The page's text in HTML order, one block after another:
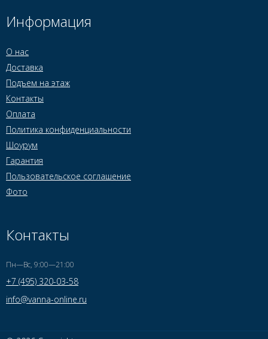
Информация
О нас
Доставка
Подъем на этаж
Контакты
Оплата
Политика конфиденциальности
Шоурум
Гарантия
Пользовательское соглашение
Фото
Контакты
Пн—Вс, 9:00—21:00
+7 (495) 320-03-58
info@vanna-online.ru